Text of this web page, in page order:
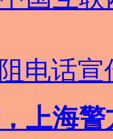
电话宣
上海